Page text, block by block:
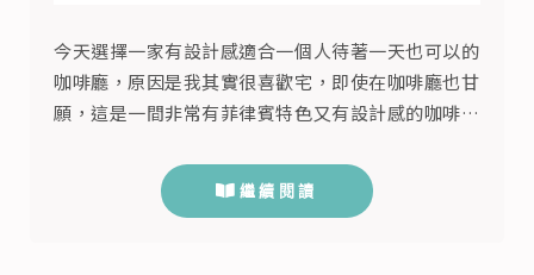
今天選擇一家有設計感適合一個人待著一天也可以的
咖啡廳，原因是我其實很喜歡宅，即使在咖啡廳也甘
願，這是一間非常有菲律賓特色又有設計感的咖啡廳
電，店內提供WIFI但只有一個小插頭，可以帶著一
本手帳來練習寫字或畫畫，也可以只是發呆或是帶本
繼續閱讀